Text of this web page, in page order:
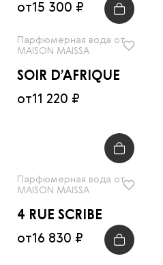
от15 300 ₽
Парфюмерная вода от
MAISON MAISSA
SOIR D’AFRIQUE
от11 220 ₽
Парфюмерная вода от
MAISON MAISSA
4 RUE SCRIBE
от16 830 ₽